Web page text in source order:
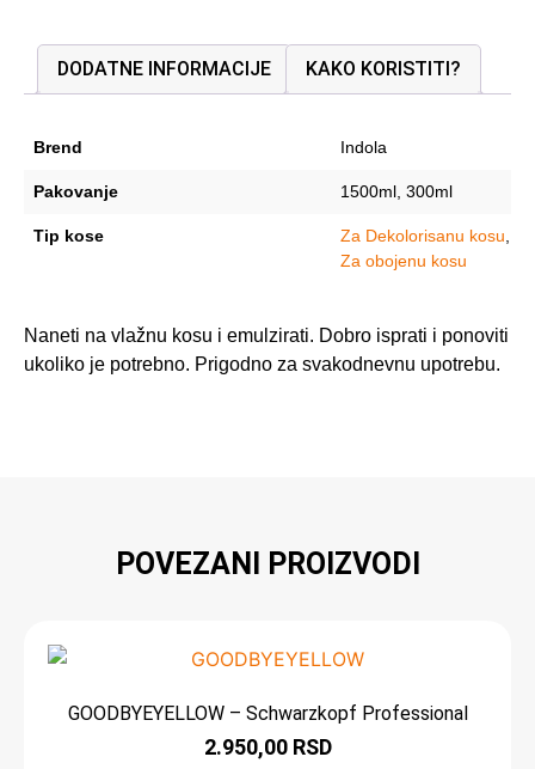
DODATNE INFORMACIJE KAKO KORISTITI?
Brend Indola
Pakovanje 1500ml, 300ml
Tip kose Za Dekolorisanu kosu
Za obojenu kosu
Naneti na vlažnu kosu i emulzirati. Dobro isprati i ponoviti
ukoliko je potrebno. Prigodno za svakodnevnu upotrebu.
POVEZANI PROIZVODI
GOODBYEYELLOW – Schwarzkopf Professional
2.950,00 RSD